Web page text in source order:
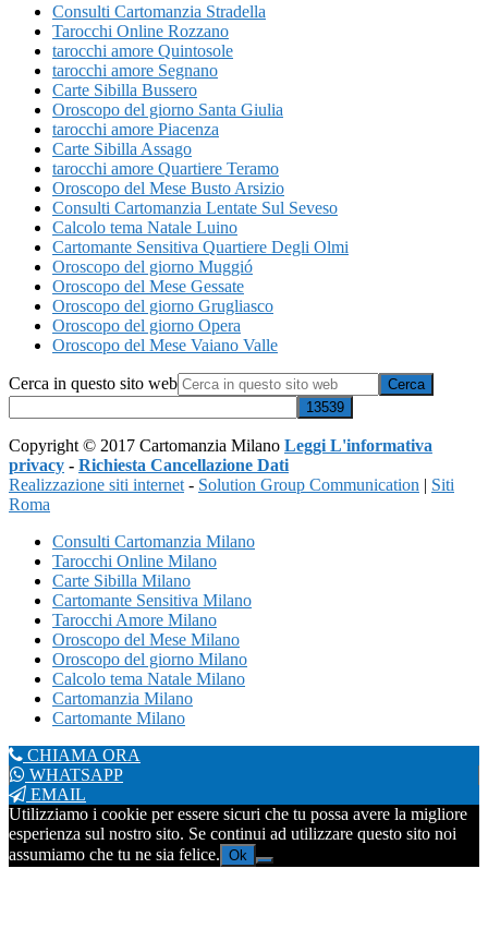
Consulti Cartomanzia Stradella
Tarocchi Online Rozzano
tarocchi amore Quintosole
tarocchi amore Segnano
Carte Sibilla Bussero
Oroscopo del giorno Santa Giulia
tarocchi amore Piacenza
Carte Sibilla Assago
tarocchi amore Quartiere Teramo
Oroscopo del Mese Busto Arsizio
Consulti Cartomanzia Lentate Sul Seveso
Calcolo tema Natale Luino
Cartomante Sensitiva Quartiere Degli Olmi
Oroscopo del giorno Muggió
Oroscopo del Mese Gessate
Oroscopo del giorno Grugliasco
Oroscopo del giorno Opera
Oroscopo del Mese Vaiano Valle
Cerca in questo sito web
Copyright © 2017 Cartomanzia Milano Leggi L'informativa
privacy - Richiesta Cancellazione Dati
Realizzazione siti internet - Solution Group Communication | Siti
Roma
Consulti Cartomanzia Milano
Tarocchi Online Milano
Carte Sibilla Milano
Cartomante Sensitiva Milano
Tarocchi Amore Milano
Oroscopo del Mese Milano
Oroscopo del giorno Milano
Calcolo tema Natale Milano
Cartomanzia Milano
Cartomante Milano
CHIAMA ORA
WHATSAPP
EMAIL
Utilizziamo i cookie per essere sicuri che tu possa avere la migliore
esperienza sul nostro sito. Se continui ad utilizzare questo sito noi
assumiamo che tu ne sia felice. Ok